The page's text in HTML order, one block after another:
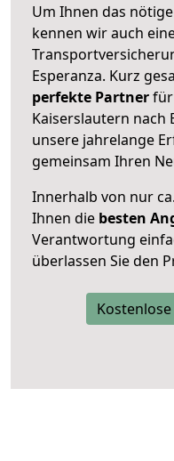
Um Ihnen das
kennen wir auch
Esperanza. Kurz
perfekte Partner
Kaiserslautern nach
unsere jahrelange
gemeinsam Ihren
Innerhalb von nur
Ihnen die besten
Verantwortung
überlassen Sie den